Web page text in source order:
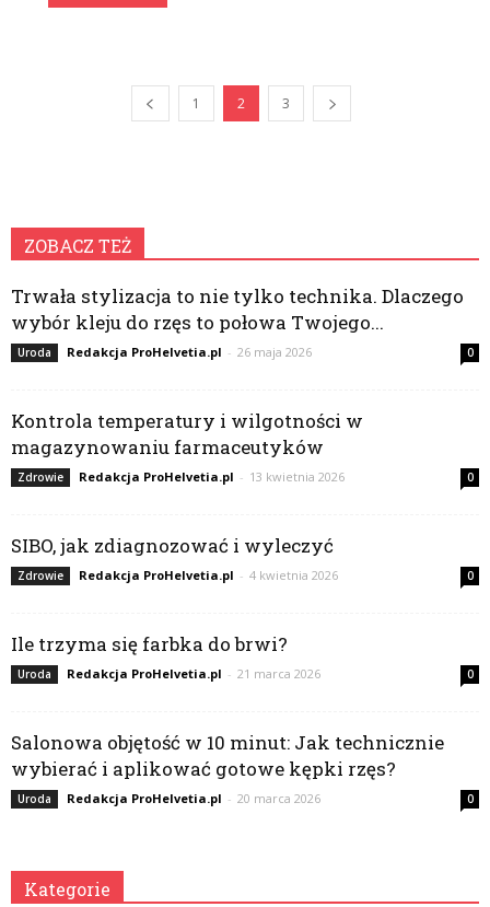
1 2 3
ZOBACZ TEŻ
Trwała stylizacja to nie tylko technika. Dlaczego
wybór kleju do rzęs to połowa Twojego...
Uroda Redakcja ProHelvetia.pl - 26 maja 2026 0
Kontrola temperatury i wilgotności w
magazynowaniu farmaceutyków
Zdrowie Redakcja ProHelvetia.pl - 13 kwietnia 2026 0
SIBO, jak zdiagnozować i wyleczyć
Zdrowie Redakcja ProHelvetia.pl - 4 kwietnia 2026 0
Ile trzyma się farbka do brwi?
Uroda Redakcja ProHelvetia.pl - 21 marca 2026 0
Salonowa objętość w 10 minut: Jak technicznie
wybierać i aplikować gotowe kępki rzęs?
Uroda Redakcja ProHelvetia.pl - 20 marca 2026 0
Kategorie